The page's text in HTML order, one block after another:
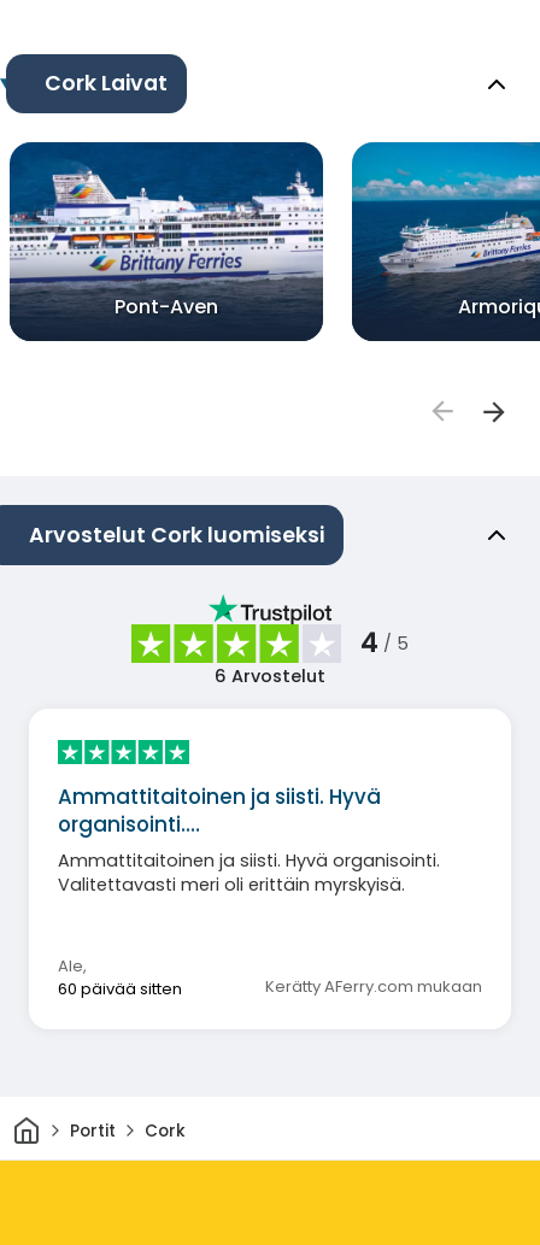
Cork Laivat
Pont-Aven
Arvostelut Cork luomiseksi
4 / 5
6 Arvostelut
Ammattitaitoinen ja siisti. Hyvä
organisointi.…
Ammattitaitoinen ja siisti. Hyvä organisointi.
Valitettavasti meri oli erittäin myrskyisä.
Ale,
60 päivää sitten
Kerätty AFerry.com mukaan
KotiinPortit Cork